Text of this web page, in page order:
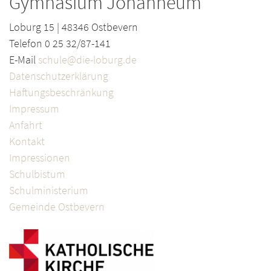
Loburg 15 | 48346 Ostbevern
Telefon 0 25 32/87-141
E-Mail schule@die-loburg.de
Datenschutzerklärung
Haftungsbeschränkung
Impressum
Anfahrt
Kontakt
Impressionen
Schulbistum
Schulministerium
Gemeinde Ostbevern